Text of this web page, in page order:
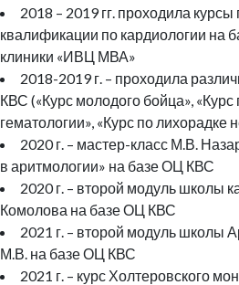
2018 – 2019 гг. проходила
квалификации по кардиологии на
клиники «ИВЦ МВА»
2018-2019 г. – проходила
КВС («Курс молодого бойца»,
гематологии», «Курс по лихорадке
2020 г. – мастер-класс М.В.
в аритмологии» на базе ОЦ КВС
2020 г. – второй модуль школы
Комолова на базе ОЦ КВС
2021 г. – второй модуль школы
М.В. на базе ОЦ КВС
2021 г. – курс Холтеровского